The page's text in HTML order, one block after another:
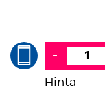
-
Hinta